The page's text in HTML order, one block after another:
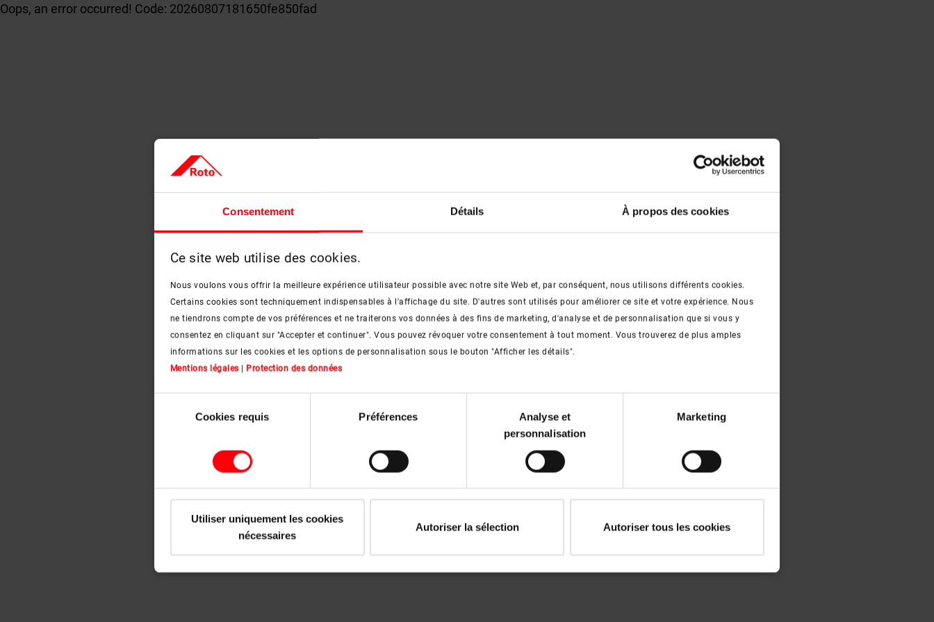
Consentement Détails À propos des cookies
Ce site web utilise des cookies.
Nous voulons vous offrir la meilleure expérience utilisateur possible avec notre site Web et, par conséquent, nous utilisons différents cookies.
Certains cookies sont techniquement indispensables à l'affichage du site. D'autres sont utilisés pour améliorer ce site et votre expérience. Nous
ne tiendrons compte de vos préférences et ne traiterons vos données à des fins de marketing, d'analyse et de personnalisation que si vous y
consentez en cliquant sur "Accepter et continuer". Vous pouvez révoquer votre consentement à tout moment. Vous trouverez de plus amples
informations sur les cookies et les options de personnalisation sous le bouton "Afficher les détails".
Mentions légales
Protection des données
Cookies requis Préférences
Analyse et
personnalisation
Marketing
Utiliser uniquement les cookies
nécessaires
Autoriser la sélection Autoriser tous les cookies
Oops, an error occurred! Code: 20260807181650fe850fad